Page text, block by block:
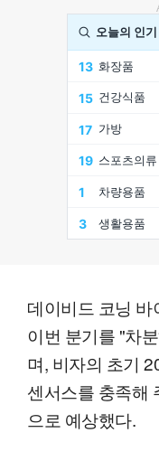
데이비드 코닝
이번 분기를 "차
며, 비자의 초기
센서스를 충족해
으로 예상했다.